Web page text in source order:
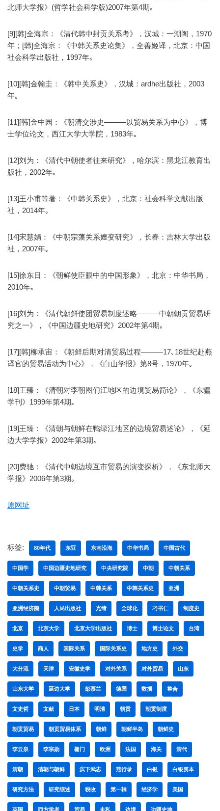
北师大学报》(哲学社会科学版)2007年第4期｡
[9][韩]全海宗：《清代韩中封贡关系考》，汉城：一潮阁，1970
年；[韩]全海宗：《中韩关系史论集》，全善姬译，北京：中国
社会科学出版社，1997年｡
[10][韩]金翰圭：《韩中关系史》，汉城：ardhe出版社，2003
年｡
[11][韩]金中园：《朝清交涉史———以贸易关系为中心》，博
士学位论文，西江大学大学院，1983年｡
[12]刘为：《清代中朝使者往来研究》，哈尔滨：黑龙江教育出
版社，2002年｡
[13]王小甫等著：《中韩关系史》，北京：社会科学文献出版
社，2014年｡
[14]宋慧娟：《中朝宗藩关系嬗变研究》，长春：吉林大学出版
社，2007年｡
[15]徐东日：《朝鲜使臣眼中的中国形象》，北京：中华书局，
2010年｡
[16]刘为：《清代朝鲜使团贸易制度述略———中朝朝贡贸易研
究之一》，《中国边疆史地研究》2002年第4期｡
[17][韩]柳承宙：《朝鲜后期对清贸易过程———17､18世纪赴燕
译官的贸易活动为中心》，《白山学报》第8号，1970年｡
[18]王臻：《清朝对李朝图们江地区的边境贸易简论》，《东疆
学刊》1999年第4期｡
[19]王臻：《清朝与朝鲜在鸭绿江地区的边境贸易述论》，《延
边大学学报》2002年第3期｡
[20]费驰：《清代中朝边境互市贸易的演变探析》，《东北师大
学报》2006年第3期｡
原网址
标签: 80年代 东亚 东南沿海 中华书局 中国古代
中国学 中国边疆史地研究 中央研究院 中朝 中朝关系
中朝关系史 中朝贸易 中韩关系 中韩关系史 亚洲
亚洲经济圈 人民出版社 光绪 全球化 刁书仁 制度史
北京 北京大学 北京大学出版社 博士 博士论文 台湾
史学 商人 国际关系 国际关系史 地方史 外交
大分流 天津 安徽史学 对外关系 对外贸易 山东
山东大学 延边大学 彭慕兰 德国 数据 整合
文史哲 文献 日本 明清 朝贡 朝贡制度
朝贡贸易 朝贡贸易体系 朝鲜 朝鲜半岛 朝鲜史
李云泉 李宗勋 栅门 欧洲 法国 海关 清代
清朝 清朝与朝鲜 滨下武志 燕行录 白银 白银资本
研究方法 研究综述 税收 第一辑 经济学 美国
英国 西方学者 贸易 走私 边境 边疆史地